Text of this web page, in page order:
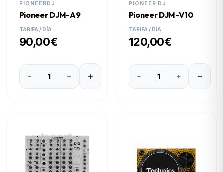
PIONEERDJ
Pioneer DJM-A9
TARIFA / DÍA
90,00€
PIONEER DJ
Pioneer DJM-V10
TARIFA / DÍA
120,00€